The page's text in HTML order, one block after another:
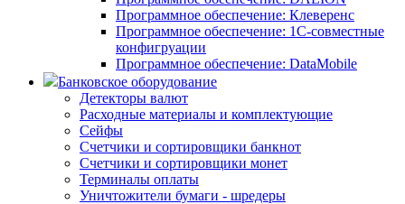
Программное обеспечение: Клеверенс
Программное обеспечение: 1С-совместные
конфигруации
Программное обеспечение: DataMobile
Банковское оборудование
Детекторы валют
Расходные материалы и комплектующие
Сейфы
Счетчики и сортировщики банкнот
Счетчики и сортировщики монет
Терминалы оплаты
Уничтожители бумаги - шредеры